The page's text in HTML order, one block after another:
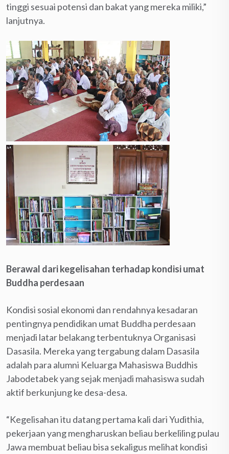
tinggi sesuai potensi dan bakat yang mereka miliki,”
lanjutnya.
Berawal dari kegelisahan terhadap kondisi umat
Buddha perdesaan
Kondisi sosial ekonomi dan rendahnya kesadaran
pentingnya pendidikan umat Buddha perdesaan
menjadi latar belakang terbentuknya Organisasi
Dasasila. Mereka yang tergabung dalam Dasasila
adalah para alumni Keluarga Mahasiswa Buddhis
Jabodetabek yang sejak menjadi mahasiswa sudah
aktif berkunjung ke desa-desa.
“Kegelisahan itu datang pertama kali dari Yudithia,
pekerjaan yang mengharuskan beliau berkeliling pulau
Jawa membuat beliau bisa sekaligus melihat kondisi